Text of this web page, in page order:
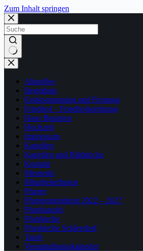
Zum Inhalt springen
Keine
Ergebnisse
Aktuelles
Begräbnis
Erstkommunion und Firmung
Friedhof – Friedhofsordnung
Haus Betanien
Hochzeit
Impressum
Kapellen
Kapellen und Bildstöcke
Kontakt
Mesnerin
MitarbeiterInnen
Pfarrer
Pfarrgemeinderat 2022 – 2027
Pfarrkanzlei
Pfarrkirche
Pfarrkirche Schleedorf
Taufe
Veranstaltungskalender